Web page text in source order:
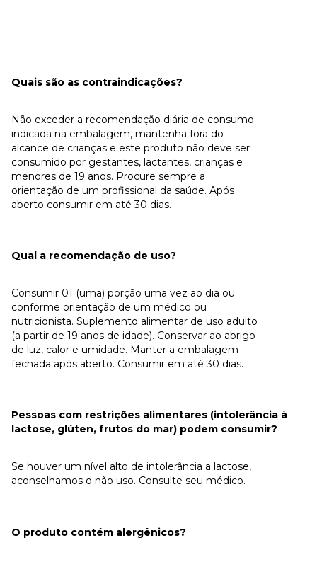
Quais são as contraindicações?
Não exceder a recomendação diária de consumo
indicada na embalagem, mantenha fora do
alcance de crianças e este produto não deve ser
consumido por gestantes, lactantes, crianças e
menores de 19 anos. Procure sempre a
orientação de um profissional da saúde. Após
aberto consumir em até 30 dias.
Qual a recomendação de uso?
Consumir 01 (uma) porção uma vez ao dia ou
conforme orientação de um médico ou
nutricionista. Suplemento alimentar de uso adulto
(a partir de 19 anos de idade). Conservar ao abrigo
de luz, calor e umidade. Manter a embalagem
fechada após aberto. Consumir em até 30 dias.
Pessoas com restrições alimentares (intolerância à
lactose, glúten, frutos do mar) podem consumir?
Se houver um nível alto de intolerância a lactose,
aconselhamos o não uso. Consulte seu médico.
O produto contém alergênicos?